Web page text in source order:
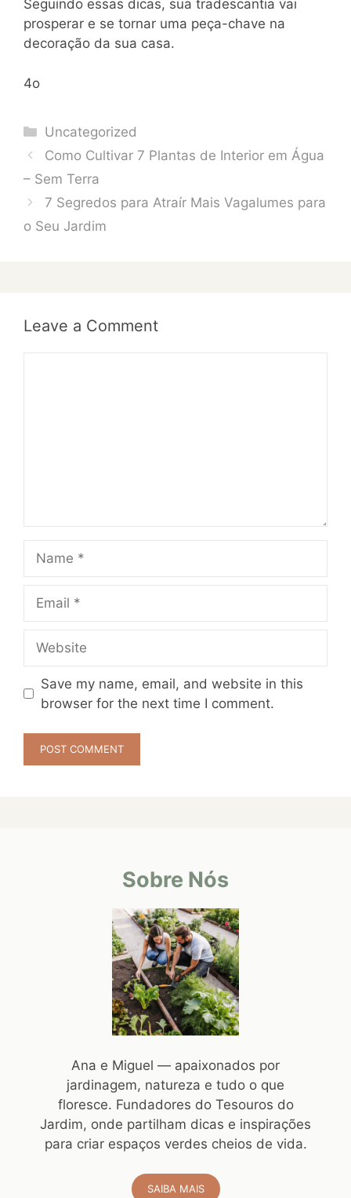
Seguindo essas dicas, sua tradescantia vai
prosperar e se tornar uma peça-chave na
decoração da sua casa.
4o
Categories
Uncategorized
Como Cultivar 7 Plantas de Interior em Água
– Sem Terra
7 Segredos para Atraír Mais Vagalumes para
o Seu Jardim
Leave a Comment
Save my name, email, and website in this
browser for the next time I comment.
Sobre Nós
Ana e Miguel — apaixonados por
jardinagem, natureza e tudo o que
floresce. Fundadores do Tesouros do
Jardim, onde partilham dicas e inspirações
para criar espaços verdes cheios de vida.
SAIBA MAIS